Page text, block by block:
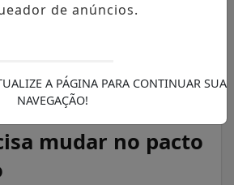
por que o
rico deve tanto e
mudar no pacto
de anúncios.
A PÁGINA PARA CONTINUAR SUA
NAVEGAÇÃO!